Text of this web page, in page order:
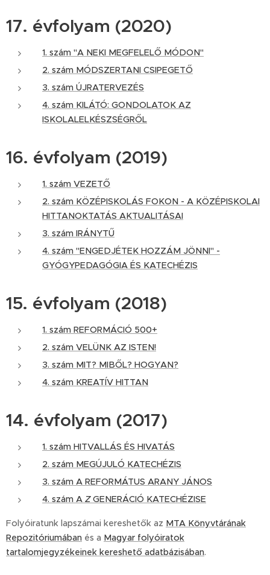
17. évfolyam (2020)
1. szám "A NEKI MEGFELELŐ MÓDON"
2. szám MÓDSZERTANI CSIPEGETŐ
3. szám ÚJRATERVEZÉS
4. szám KILÁTÓ: GONDOLATOK AZ
ISKOLALELKÉSZSÉGRŐL
16. évfolyam (2019)
1. szám VEZETŐ
2. szám KÖZÉPISKOLÁS FOKON - A KÖZÉPISKOLAI
HITTANOKTATÁS AKTUALITÁSAI
3. szám IRÁNYTŰ
4. szám "ENGEDJÉTEK HOZZÁM JÖNNI" -
GYÓGYPEDAGÓGIA ÉS KATECHÉZIS
15. évfolyam (2018)
1. szám REFORMÁCIÓ 500+
2. szám VELÜNK AZ ISTEN!
3. szám MIT? MIBŐL? HOGYAN?
4. szám KREATÍV HITTAN
14. évfolyam (2017)
1. szám HITVALLÁS ÉS HIVATÁS
2. szám MEGÚJULÓ KATECHÉZIS
3. szám A REFORMÁTUS ARANY JÁNOS
4. szám A ZGENERÁCIÓ KATECHÉZISE
Folyóiratunk lapszámai kereshetők az MTA Könyvtárának
Repozitóriumában és a Magyar folyóiratok
tartalomjegyzékeinek kereshető adatbázisában.